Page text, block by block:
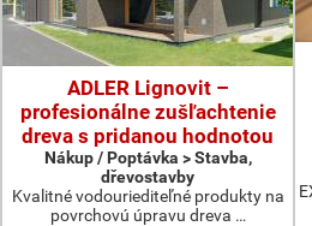
ADLER Lignovit –
profesionálne zušľachtenie
dreva s pridanou hodnotou
Nákup / Poptávka > Stavba,
dřevostavby
Kvalitné vodouriediteľné produkty na
povrchovú úpravu dreva …